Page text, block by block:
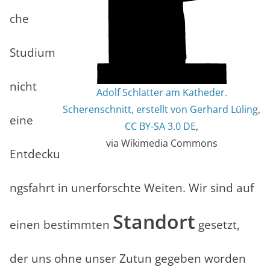
Adolf Schlatter am Katheder.
Scherenschnitt, erstellt von Gerhard Lüling,
CC BY-SA 3.0 DE,
via Wikimedia Commons
che
Studium
nicht
eine
Entdecku
ngsfahrt in unerforschte Weiten. Wir sind auf
einen bestimmten Standort gesetzt,
der uns ohne unser Zutun gegeben worden